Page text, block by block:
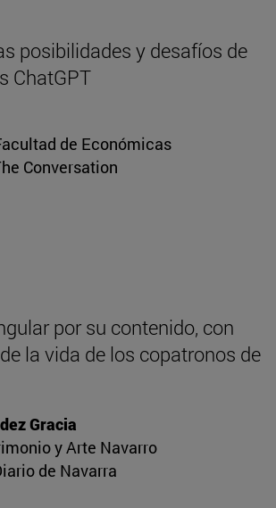
posibilidades y desafíos de
ChatGPT
de Económicas
Conversation
por su contenido, con
la vida de los copatronos de
Gracia
y Arte Navarro
de Navarra